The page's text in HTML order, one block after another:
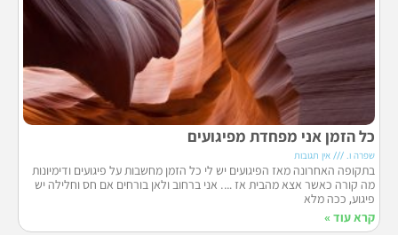
כל הזמן אני מפחדת מפיגועים
שפרה ו. אין תגובות
בתקופה האחרונה מאז הפיגועים יש לי כל הזמן מחשבות על פיגועים ודימיונות
מה קורה כאשר אצא מהבית אז …. אני ברחוב ולאן בורחים אם חס וחלילה יש
פיגוע, ככה מלא
קרא עוד »